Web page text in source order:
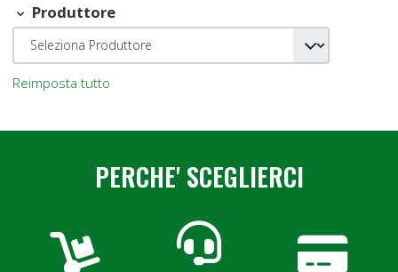
Produttore
Reimposta tutto
PERCHE' SCEGLIERCI